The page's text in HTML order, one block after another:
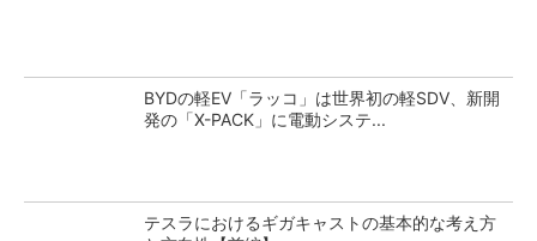
BYDの軽EV「ラッコ」は世界初の軽SDV、新開
発の「X-PACK」に電動システ...
テスラにおけるギガキャストの基本的な考え方